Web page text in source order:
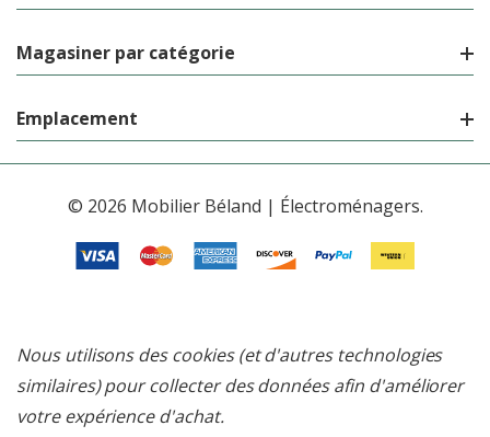
Magasiner par catégorie
Emplacement
© 2026 Mobilier Béland | Électroménagers.
Nous utilisons des cookies (et d'autres technologies
similaires) pour collecter des données afin d'améliorer
votre expérience d'achat.